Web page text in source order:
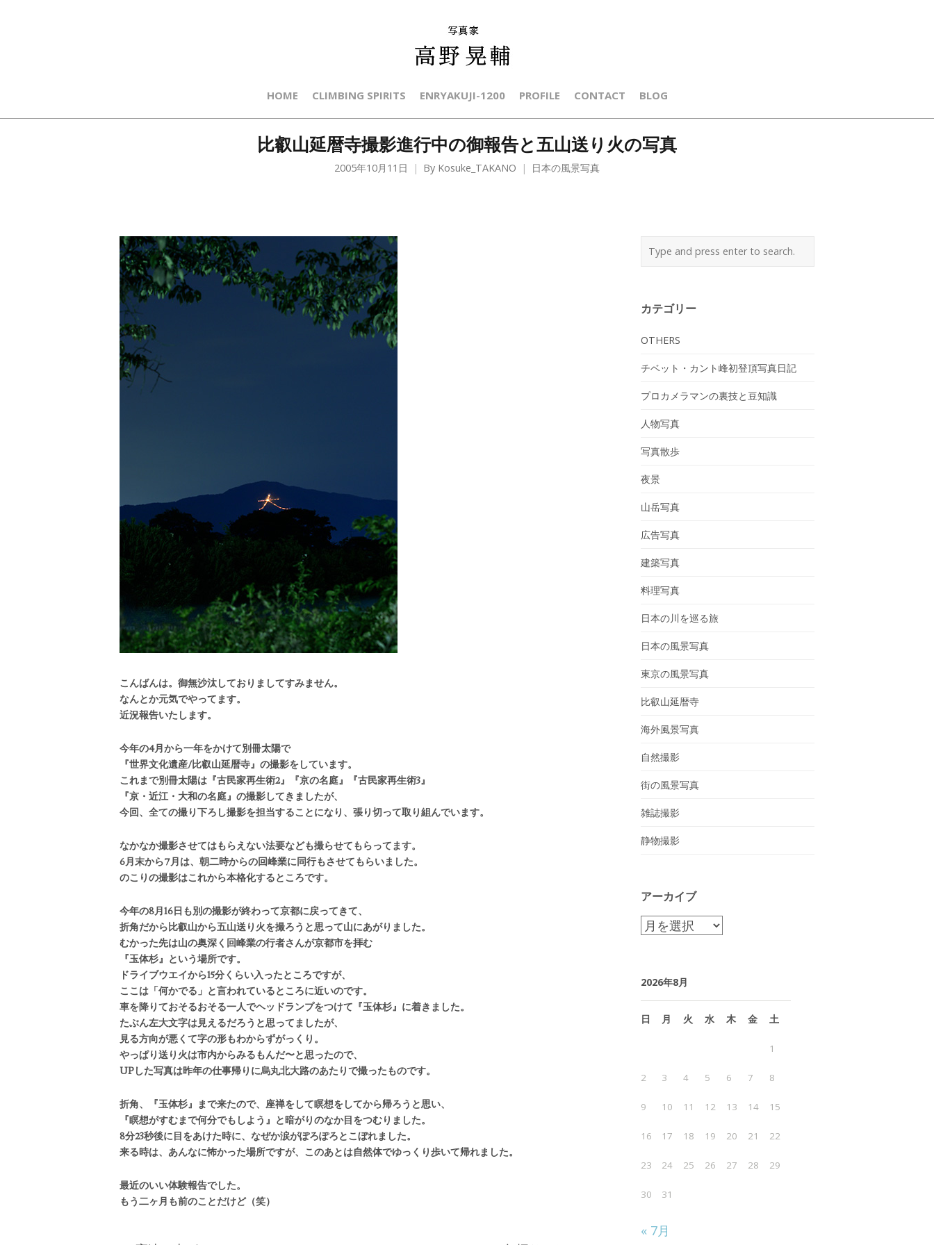
HOME CLIMBING SPIRITS ENRYAKUJI-1200 PROFILE CONTACT BLOG
比叡山延暦寺撮影進行中の御報告と五山送り火の写真
2005年10月11日 By Kosuke_TAKANO 日本の風景写真
こんばんは。御無沙汰しておりましてすみません。
なんとか元気でやってます。
近況報告いたします。
今年の4月から一年をかけて別冊太陽で
『世界文化遺産/比叡山延暦寺』の撮影をしています。
これまで別冊太陽は『古民家再生術2』『京の名庭』『古民家再生術3』
『京・近江・大和の名庭』の撮影してきましたが、
今回、全ての撮り下ろし撮影を担当することになり、張り切って取り組んでいます。
なかなか撮影させてはもらえない法要なども撮らせてもらってます。
6月末から7月は、朝二時からの回峰業に同行もさせてもらいました。
のこりの撮影はこれから本格化するところです。
今年の8月16日も別の撮影が終わって京都に戻ってきて、
折角だから比叡山から五山送り火を撮ろうと思って山にあがりました。
むかった先は山の奥深く回峰業の行者さんが京都市を拝む
『玉体杉』という場所です。
ドライブウエイから15分くらい入ったところですが、
ここは「何かでる」と言われているところに近いのです。
車を降りておそるおそる一人でヘッドランプをつけて『玉体杉』に着きました。
たぶん左大文字は見えるだろうと思ってましたが、
見る方向が悪くて字の形もわからずがっくり。
やっぱり送り火は市内からみるもんだ〜と思ったので、
UPした写真は昨年の仕事帰りに烏丸北大路のあたりで撮ったものです。
折角、『玉体杉』まで来たので、座禅をして瞑想をしてから帰ろうと思い、
『瞑想がすむまで何分でもしよう』と暗がりのなか目をつむりました。
8分23秒後に目をあけた時に、なぜか涙がぽろぽろとこぼれました。
来る時は、あんなに怖かった場所ですが、このあとは自然体でゆっくり歩いて帰れました。
最近のいい体験報告でした。
もう二ヶ月も前のことだけど（笑）
カテゴリー
OTHERS
チベット・カント峰初登頂写真日記
プロカメラマンの裏技と豆知識
人物写真
写真散歩
夜景
山岳写真
広告写真
建築写真
料理写真
日本の川を巡る旅
日本の風景写真
東京の風景写真
比叡山延暦寺
海外風景写真
自然撮影
街の風景写真
雑誌撮影
静物撮影
アーカイブ
ア
イ
ブ
2026年8月
日 月 火 水 木 金 土
1
2 3 4 5 6 7 8
9 10 11 12 13 14 15
16 17 18 19 20 21 22
23 24 25 26 27 28 29
30 31
« 7月